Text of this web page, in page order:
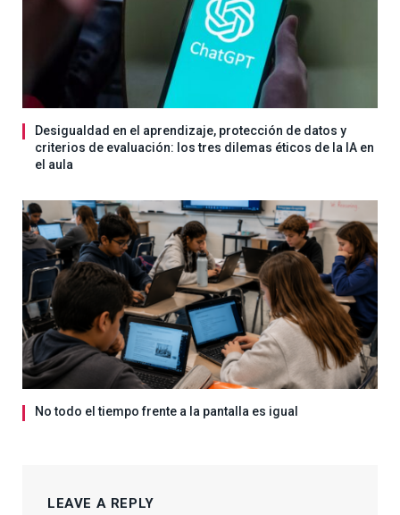
Desigualdad en el aprendizaje, protección de datos y
criterios de evaluación: los tres dilemas éticos de la IA en
el aula
No todo el tiempo frente a la pantalla es igual
LEAVE A REPLY